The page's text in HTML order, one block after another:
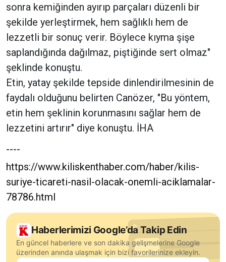
sonra kemiğinden ayırıp parçaları düzenli bir
şekilde yerleştirmek, hem sağlıklı hem de
lezzetli bir sonuç verir. Böylece kıyma şişe
saplandığında dağılmaz, piştiğinde sert olmaz"
şeklinde konuştu.
Etin, yatay şekilde tepside dinlendirilmesinin de
faydalı olduğunu belirten Canözer, "Bu yöntem,
etin hem şeklinin korunmasını sağlar hem de
lezzetini artırır" diye konuştu. İHA
----
https://www.kiliskenthaber.com/haber/kilis-
suriye-ticareti-nasil-olacak-onemli-aciklamalar-
78786.html
Haberlerimizi Google’da Takip Edin
En güncel haberlere ve son dakika gelişmelerine Google
üzerinden anında ulaşmak için bizi favorilerinize ekleyin.